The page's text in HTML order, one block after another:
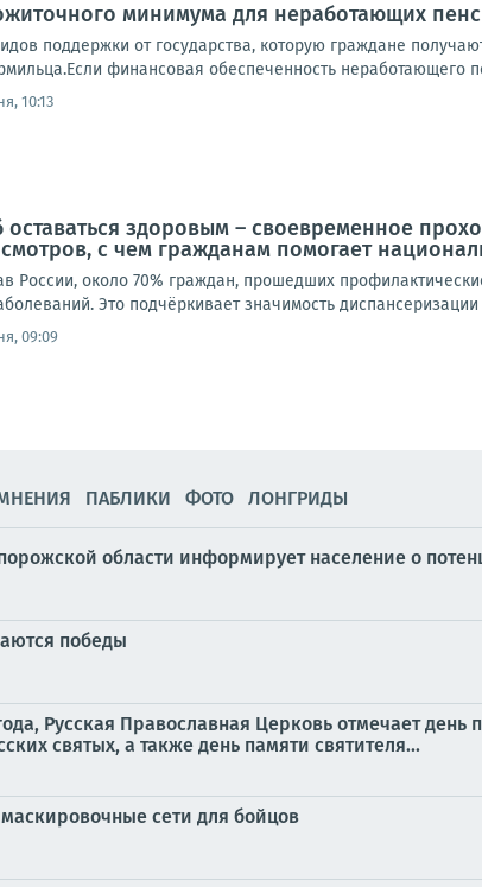
минимума для неработающих
поддержки от государства, которую граждане
финансовая обеспеченность неработающего
10:13
здоровым – своевременное
с чем гражданам помогает
России, около 70% граждан, прошедших
Это подчёркивает значимость
09:09
ПАБЛИКИ ФОТО ЛОНГРИДЫ
области информирует население о
победы
Русская Православная Церковь отмечает
святых, а также день памяти святителя...
сети для бойцов